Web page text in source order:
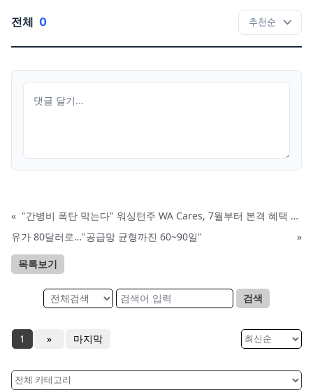
전체 0
«
"간병비 폭탄 막는다" 워싱턴주 WA Cares, 7월부터 본격 혜택 시작
유가 80달러로…"공급망 균형까진 60~90일"
»
목록보기
검색
1 » 마지막